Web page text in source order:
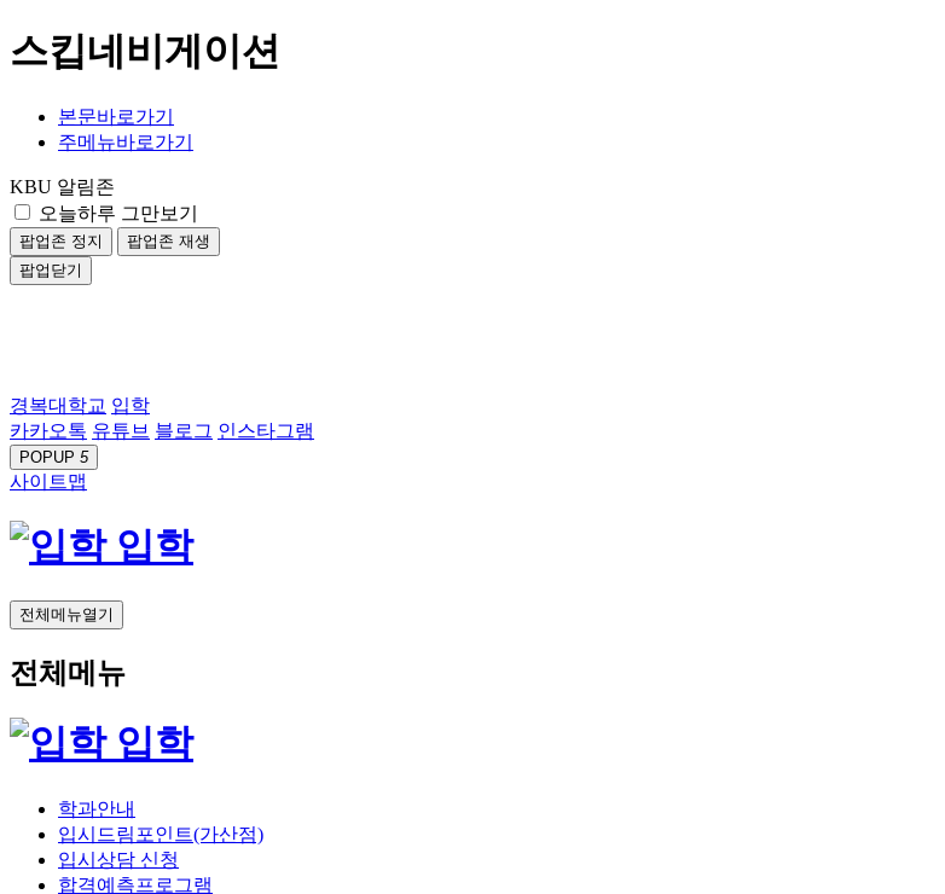
스킵네비게이션
본문바로가기
주메뉴바로가기
KBU 알림존
오늘하루 그만보기
팝업존 정지
팝업존 재생
팝업닫기
경복대학교 입학
카카오톡 유튜브 블로그 인스타그램
POPUP 5
사이트맵
입학
전체메뉴열기
전체메뉴
입학
학과안내
입시드림포인트(가산점)
입시상담 신청
합격예측프로그램